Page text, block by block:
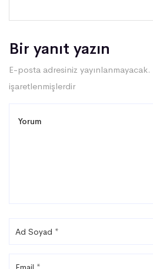
Bir yanıt yazın
E-posta adresiniz yayınlanmayacak.
işaretlenmişlerdir